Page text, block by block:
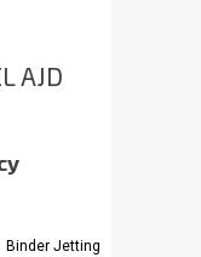
AJD
Binder Jetting